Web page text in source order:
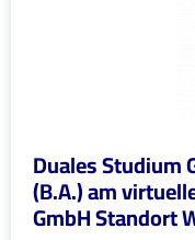
Duales Studium
(B.A.) am
GmbH Standort